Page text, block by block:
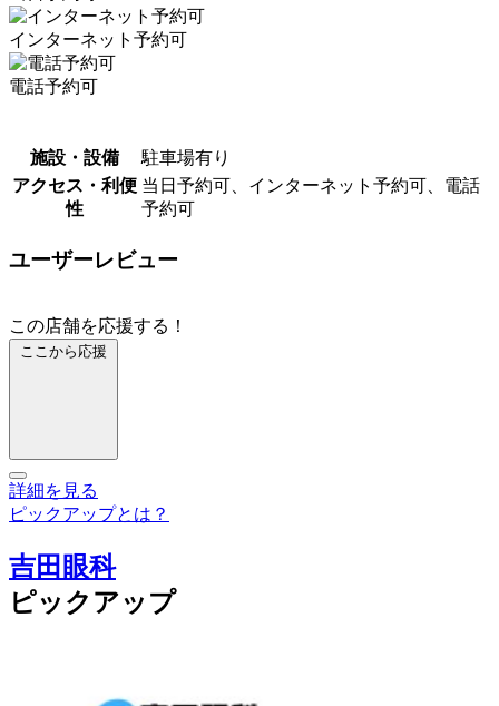
インターネット予約可
電話予約可
施設・設備
駐車場有り
アクセス・利便
性
当日予約可、インターネット予約可、電話
予約可
ユーザーレビュー
この店舗を応援する！
ここから応援
詳細を見る
ピックアップとは？
吉田眼科
ピックアップ